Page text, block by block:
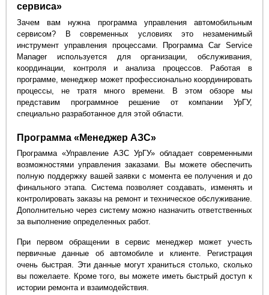
сервиса»
Зачем вам нужна программа управления автомобильным
сервисом? В современных условиях это незаменимый
инструмент управления процессами. Программа Car Service
Manager используется для организации, обслуживания,
координации, контроля и анализа процессов. Работая в
программе, менеджер может профессионально координировать
процессы, не тратя много времени. В этом обзоре мы
представим программное решение от компании УрГУ,
специально разработанное для этой области.
Программа «Менеджер АЗС»
Программа «Управление АЗС УрГУ» обладает современными
возможностями управления заказами. Вы можете обеспечить
полную поддержку вашей заявки с момента ее получения и до
финального этапа. Система позволяет создавать, изменять и
контролировать заказы на ремонт и техническое обслуживание.
Дополнительно через систему можно назначить ответственных
за выполнение определенных работ.
При первом обращении в сервис менеджер может учесть
первичные данные об автомобиле и клиенте. Регистрация
очень быстрая. Эти данные могут храниться столько, сколько
вы пожелаете. Кроме того, вы можете иметь быстрый доступ к
истории ремонта и взаимодействия.